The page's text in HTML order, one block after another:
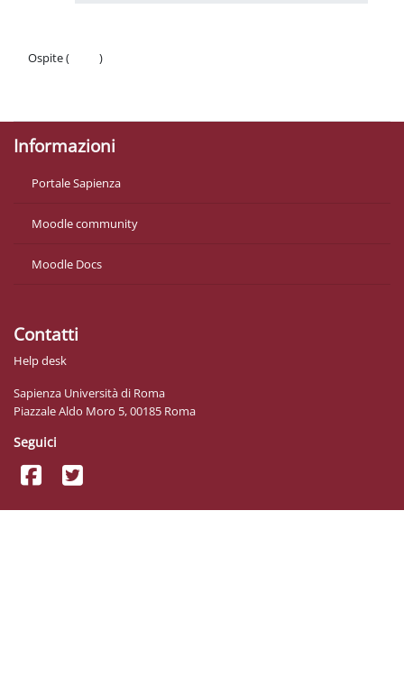
Ospite (
)
Informazioni
Portale Sapienza
Moodle community
Moodle Docs
Contatti
Help desk
Sapienza Università di Roma
Piazzale Aldo Moro 5, 00185 Roma
Seguici